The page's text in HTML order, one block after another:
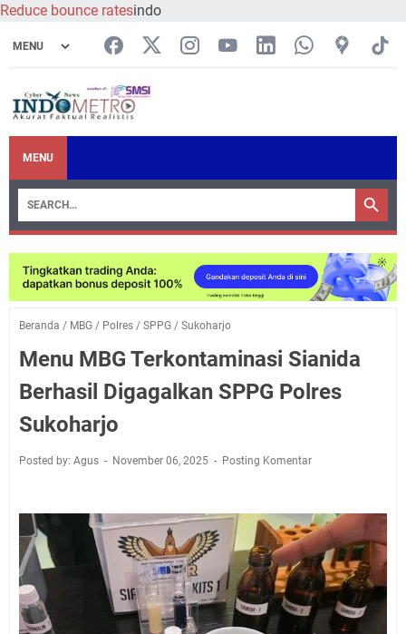
Reduce bounce ratesindo
MENU
Beranda / MBG / Polres / SPPG / Sukoharjo
Menu MBG Terkontaminasi Sianida
Berhasil Digagalkan SPPG Polres
Sukoharjo
Posted by: Agus November 06, 2025 Posting Komentar